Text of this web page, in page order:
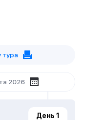
2026
тура
День 1